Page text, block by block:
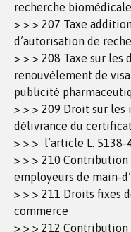
recherche
> > > 207 Taxe
d’autorisation de
> > > 208 Taxe sur les
renouvèlement de
publicité
> > > 209 Droit sur les
délivrance du
> > > l’article L.
> > > 210
employeurs de main-
> > > 211 Droits fixes
commerce
> > > 212